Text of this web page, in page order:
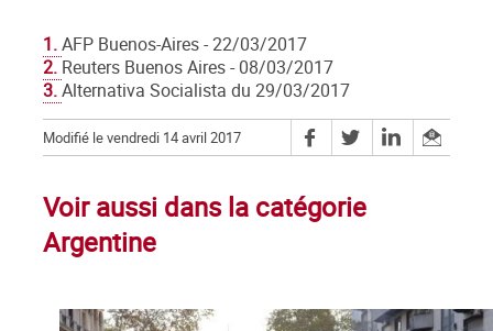
1.AFP Buenos-Aires - 22/03/2017
2. Reuters Buenos Aires - 08/03/2017
3.Alternativa Socialista du 29/03/2017
Modifié le vendredi 14 avril 2017
Voir aussi dans la catégorie
Argentine